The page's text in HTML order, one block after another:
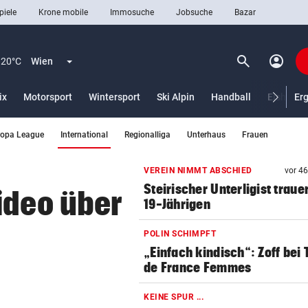
Krone mobile Immosuche Jobsuche Bazar
20°C Wien Menü aufklappen search Suchen
account_circle
Motorsport Wintersport Ski Alpin Handball
League International Regionalliga Unterhaus Frauen
über
VEREIN NIMMT ABSCHIED vor
Steirischer Unterligist
19-Jährigen
POLIN SCHIMPFT
„Einfach kindisch“: Zoff bei
de France Femmes
KEINE SPUR ...